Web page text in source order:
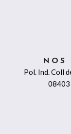
NOS
Pol. Ind. Coll
08403